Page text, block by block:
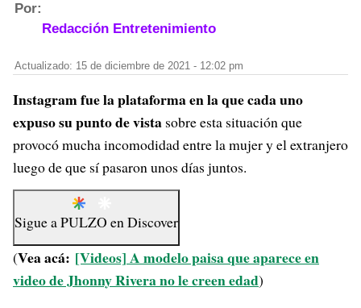
Por:
Redacción Entretenimiento
Actualizado: 15 de diciembre de 2021 - 12:02 pm
Instagram fue la plataforma en la que cada uno
expuso su punto de vista sobre esta situación que
provocó mucha incomodidad entre la mujer y el extranjero
luego de que sí pasaron unos días juntos.
Sigue aPULZO enDiscover
(Vea acá: [Videos] A modelo paisa que aparece en
video de Jhonny Rivera no le creen edad)